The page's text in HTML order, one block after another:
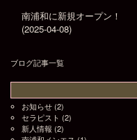
南浦和に新規オープン！
(2025-04-08)
ブログ記事一覧
お知らせ(2)
セラピスト (2)
新人情報 (2)